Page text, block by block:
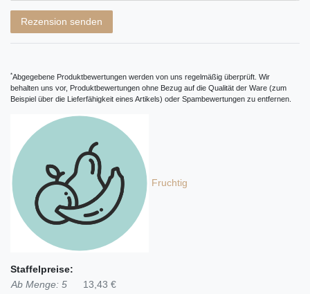
Rezension senden
*Abgegebene Produktbewertungen werden von uns regelmäßig überprüft. Wir
behalten uns vor, Produktbewertungen ohne Bezug auf die Qualität der Ware (zum
Beispiel über die Lieferfähigkeit eines Artikels) oder Spambewertungen zu entfernen.
Fruchtig
Staffelpreise:
Ab Menge: 5
13,43 €